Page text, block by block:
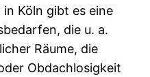
i
n
s
a
Köln gibt es eine
die u. a.
Räume, die
Obdachlosigkeit